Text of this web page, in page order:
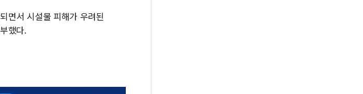
면서 시설물 피해가 우려된
했다.